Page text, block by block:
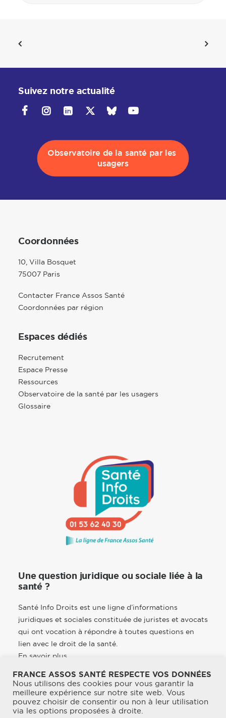
Suivez notre actualité
Observatoire de la santé par les
usagers
Coordonnées
10, Villa Bosquet
75007 Paris
Contacter France Assos Santé
Coordonnées par région
Espaces dédiés
Recrutement
Espace Presse
Ressources
Observatoire de la santé par les usagers
Glossaire
Une question juridique ou sociale liée à la
santé ?
Santé Info Droits est une ligne d’informations
juridiques et sociales constituée de juristes et avocats
qui ont vocation à répondre à toutes questions en
lien avec le droit de la santé.
En savoir plus
© 2026 France Assos Santé. | Tous droits réservés.
FRANCE ASSOS SANTÉ RESPECTE VOS DONNÉES
Nous utilisons des cookies pour vous garantir la
meilleure expérience sur notre site web. Vous
pouvez choisir de consentir ou non à leur utilisation
via les options proposées à droite.